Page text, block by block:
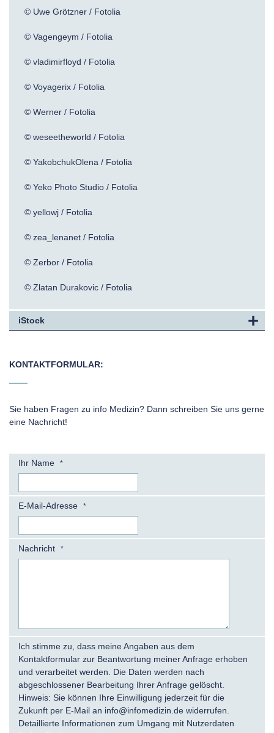
© Uwe Grötzner / Fotolia
© Vagengeym / Fotolia
© vladimirfloyd / Fotolia
© Voyagerix / Fotolia
© Werner / Fotolia
© weseetheworld / Fotolia
© YakobchukOlena / Fotolia
© Yeko Photo Studio / Fotolia
© yellowj / Fotolia
© zea_lenanet / Fotolia
© Zerbor / Fotolia
© Zlatan Durakovic / Fotolia
iStock
KONTAKTFORMULAR:
Sie haben Fragen zu info Medizin? Dann schreiben Sie uns gerne
eine Nachricht!
Ihr Name *
E-Mail-Adresse *
Nachricht *
Ich stimme zu, dass meine Angaben aus dem
Kontaktformular zur Beantwortung meiner Anfrage erhoben
und verarbeitet werden. Die Daten werden nach
abgeschlossener Bearbeitung Ihrer Anfrage gelöscht.
Hinweis: Sie können Ihre Einwilligung jederzeit für die
Zukunft per E-Mail an info@infomedizin.de widerrufen.
Detaillierte Informationen zum Umgang mit Nutzerdaten